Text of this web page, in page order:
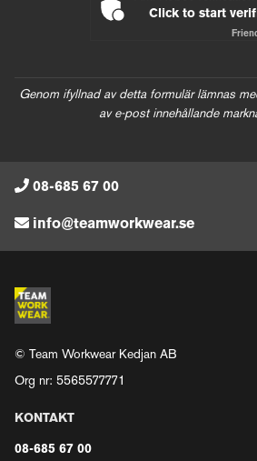
Click to start
Genom ifyllnad av detta formulär lämnas
av e-post innehållande
08-685 67 00
info@teamworkwear.se
© Team Workwear Kedjan AB
Org nr: 5565577771
KONTAKT
08-685 67 00